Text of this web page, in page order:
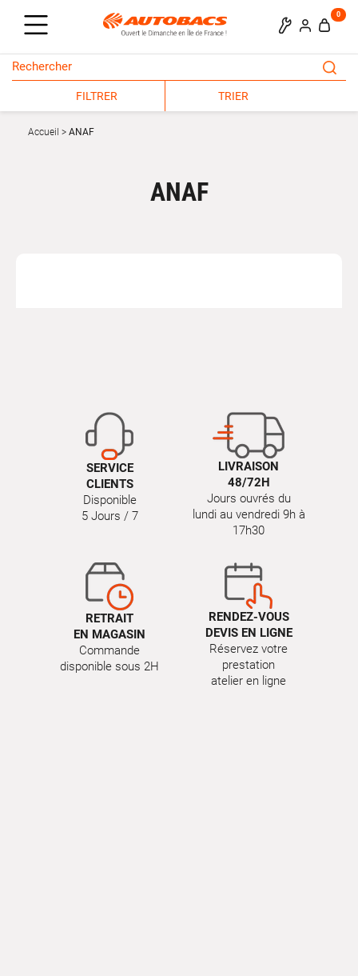
0
FILTRER TRIER
Accueil ANAF
ANAF
SERVICE
CLIENTS
Disponible
5 Jours / 7
LIVRAISON
48/72H
Jours ouvrés du
lundi au vendredi 9h à
17h30
RETRAIT
EN MAGASIN
Commande
disponible sous 2H
RENDEZ-VOUS
DEVIS EN LIGNE
Réservez votre
prestation
atelier en ligne